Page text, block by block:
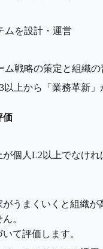
ムを設計・運営
戦略の策定と組織の
以上から「業務革新」
価
個人L2以上でなけれ
うまくいくと組織が
。
て評価します。